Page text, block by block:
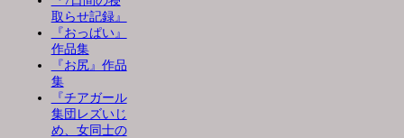
取らせ記録』
『おっぱい』
作品集
『お尻』作品
集
『チアガール
集団レズいじ
め、女同士の